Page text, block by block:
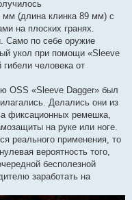
мм (длина клинка 89 мм) с
на плоских гранях.
Само по себе оружие
укол при помощи «Sleeve
гибели человека от
OSS «Sleeve Dagger» был
Делались они из
фиксационных ремешка,
на руке или ноге.
реального применения, то
вероятность того,
бесполезной
заработать на